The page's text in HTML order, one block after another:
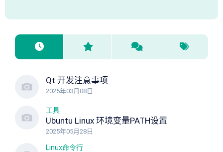
Qt 开发注意事项
2025年03月08日
工具
Ubuntu Linux 环境变量PATH设置
2025年05月28日
Linux命令行